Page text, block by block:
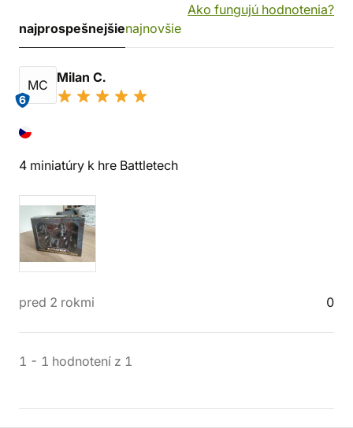
Ako fungujú hodnotenia?
najprospešnejšienajnovšie
MC
6
Milan C.
4 miniatúry k hre Battletech
pred 2 rokmi 0
1 - 1 hodnotení z 1